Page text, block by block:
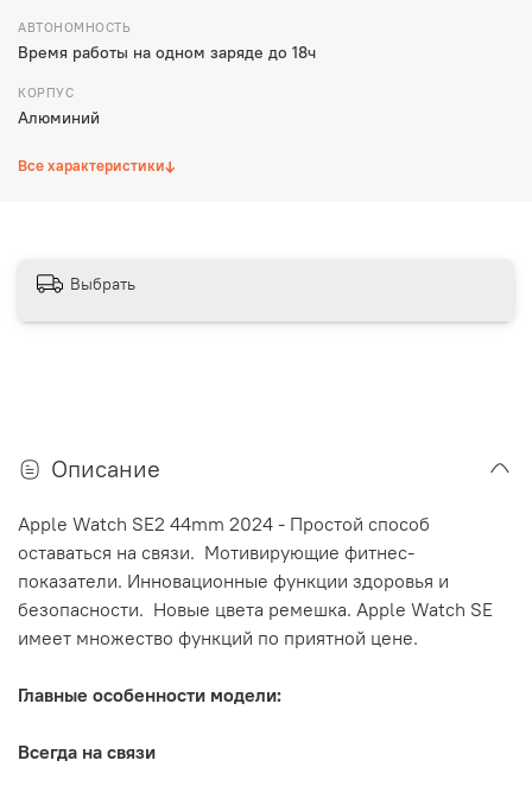
АВТОНОМНОСТЬ
Время работы на одном заряде до 18ч
КОРПУС
Алюминий
Все характеристики↓
Выбрать
Описание
Apple Watch SE2 44mm 2024 - Простой способ
оставаться на связи. Мотивирующие фитнес-
показатели. Инновационные функции здоровья и
безопасности. Новые цвета ремешка. Apple Watch SE
имеет множество функций по приятной цене.
Главные особенности модели:
Всегда на связи